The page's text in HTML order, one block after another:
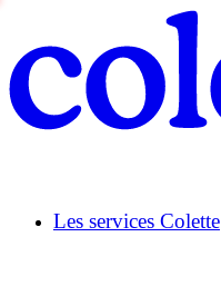
Les services Colette